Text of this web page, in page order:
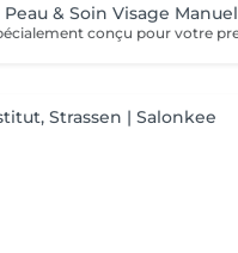
& Soin Visage Manuel